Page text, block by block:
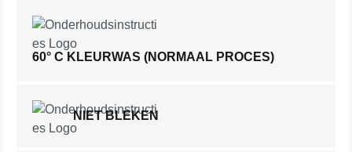
60° C KLEURWAS (NORMAAL PROCES)
NIET BLEKEN